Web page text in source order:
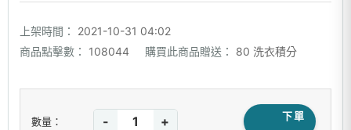
上架時間：
2021-10-31 04:02
商品點擊數：
108044 購買此商品贈送： 80 洗衣積分
數量： - + 下單